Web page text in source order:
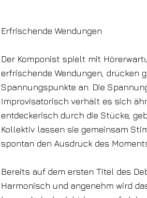
Erfrischende Wendungen
Der Komponist spielt mit
erfrischende Wendungen, drücken
Spannungspunkte an. Die
Improvisatorisch verhält es sich
entdeckerisch durch die Stücke,
Kollektiv lassen sie gemeinsam
spontan den Ausdruck des
Bereits auf dem ersten Titel des
Harmonisch und angenehm wird